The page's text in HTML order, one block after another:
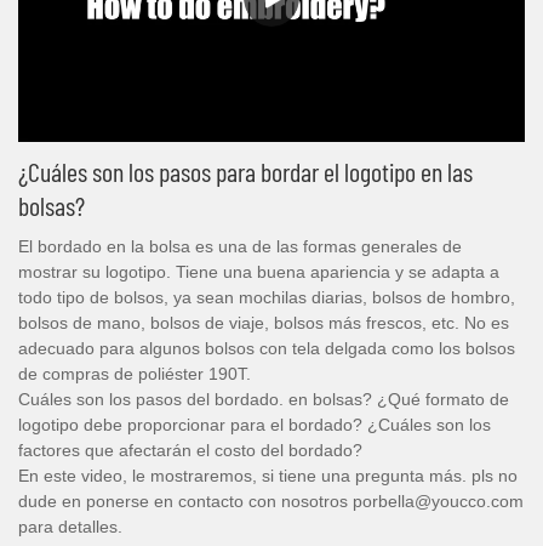
¿Cuáles son los pasos para bordar el logotipo en las
bolsas?
El bordado en la bolsa es una de las formas generales de
mostrar su logotipo. Tiene una buena apariencia y se adapta a
todo tipo de bolsos, ya sean mochilas diarias, bolsos de hombro,
bolsos de mano, bolsos de viaje, bolsos más frescos, etc. No es
adecuado para algunos bolsos con tela delgada como los bolsos
de compras de poliéster 190T.
Cuáles son los pasos del bordado. en bolsas? ¿Qué formato de
logotipo debe proporcionar para el bordado? ¿Cuáles son los
factores que afectarán el costo del bordado?
En este video, le mostraremos, si tiene una pregunta más. pls no
dude en ponerse en contacto con nosotros porbella@youcco.com
para detalles.